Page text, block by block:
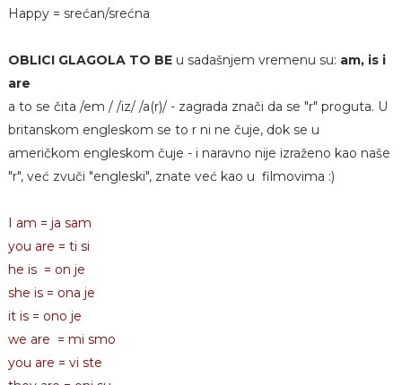
Happy = srećan/srećna
OBLICI GLAGOLA TO BEu sadašnjem vremenu su: am, is i
are
a to se čita /em / /iz/ /a(r)/ - zagrada znači da se "r" proguta. U
britanskom engleskom se to r ni ne čuje, dok se u
američkom engleskom čuje - i naravno nije izraženo kao naše
"r", već zvuči "engleski", znate već kao u filmovima :)
I am = ja sam
you are = ti si
he is = on je
she is = ona je
it is = ono je
we are = mi smo
you are = vi ste